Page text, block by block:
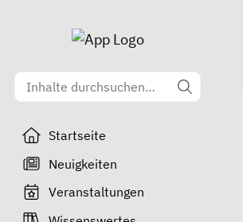
Startseite
Neuigkeiten
Veranstaltungen